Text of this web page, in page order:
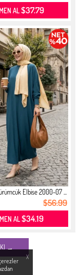
X
AL$37.79
Elbise 2000-07 ...
$56.99
AL$34.19
→